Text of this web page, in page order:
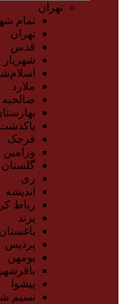
تهران
تمام
تهران
قدس
شهریار
ملارد
صالحیه
قرچک
ورامین
گلستان
ری
اندیشه
رباط
پرند
باغستان
پردیس
بومهن
باقرشهر
پیشوا
نسیم